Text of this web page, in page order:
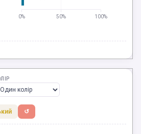
0% 50% 100%
↺